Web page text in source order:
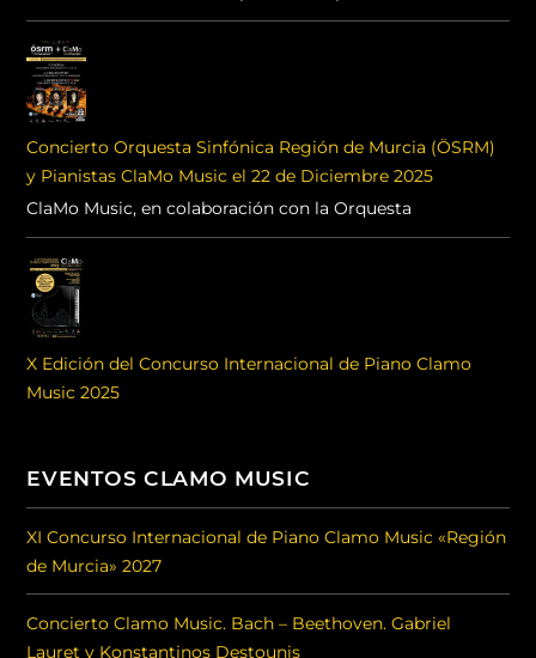
Concierto Orquesta Sinfónica Región de Murcia (ÖSRM)
y Pianistas ClaMo Music el 22 de Diciembre 2025
ClaMo Music, en colaboración con la Orquesta
X Edición del Concurso Internacional de Piano Clamo
Music 2025
EVENTOS CLAMO MUSIC
XI Concurso Internacional de Piano Clamo Music «Región
de Murcia» 2027
Concierto Clamo Music. Bach – Beethoven. Gabriel
Lauret y Konstantinos Destounis